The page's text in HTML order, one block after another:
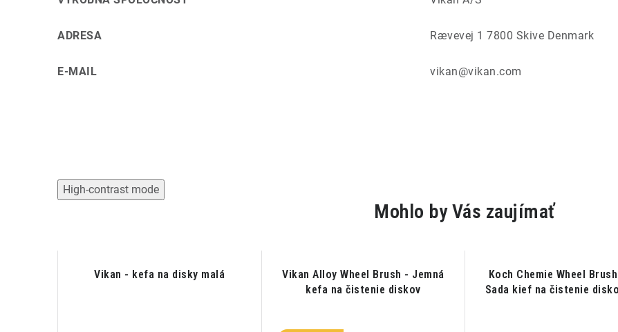
ADRESA Rævevej 1 7800 Skive Denmark
E-MAIL vikan@vikan.com
High-contrast mode
Mohlo by Vás zaujímať
Vikan - kefa na disky malá
Vikan Alloy Wheel Brush - Jemná
kefa na čistenie diskov
Koch Chemie Wheel
Sada kief na čistenie